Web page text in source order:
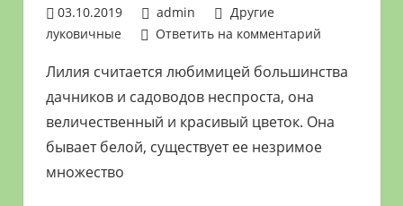
03.10.2019 admin
Другие
луковичные
Ответить на комментарий
Лилия считается любимицей большинства
дачников и садоводов неспроста, она
величественный и красивый цветок. Она
бывает белой, существует ее незримое
множество